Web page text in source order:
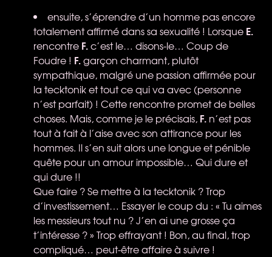
ensuite, s’éprendre d’un homme pas encore
totalement affirmé dans sa sexualité ! Lorsque E.
rencontre F.c’est le… disons-le… Coup de
Foudre ! F.garçon charmant, plutôt
sympathique, malgré une passion affirmée pour
la tecktonik et tout ce qui va avec (personne
n’est parfait) ! Cette rencontre promet de belles
choses. Mais, comme je le précisais, F. n’est pas
tout à fait à l’aise avec son attirance pour les
hommes. Il s’en suit alors une longue et pénible
quête pour un amour impossible… Qui dure et
qui dure !!
Que faire ? Se mettre à la tecktonik ? Trop
d’investissement… Essayer le coup du : « Tu aimes
les messieurs tout nu ? J’en ai une grosse ça
t’intéresse ? » Trop effrayant ! Bon, au final, trop
compliqué… peut-être affaire à suivre !